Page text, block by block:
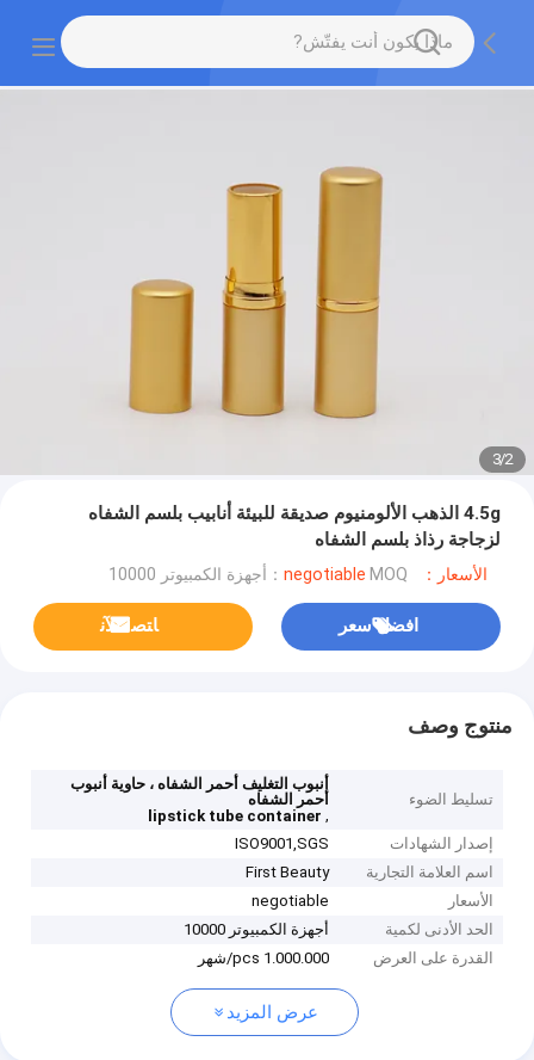
2
/
3
4.5g الذهب الألومنيوم صديقة للبيئة أنابيب بلسم الشفاه
لزجاجة رذاذ بلسم الشفاه
الأسعار：negotiable MOQ：أجهزة الكمبيوتر 10000
افضل سعر ﺎﺘﺼﻟ ﺍﻶﻧ
منتوج وصف
تسليط الضوء
أنبوب التغليف أحمر الشفاه ، حاوية أنبوب
أحمر الشفاه
,
lipstick tube container
إصدار الشهادات
ISO9001,SGS
اسم العلامة التجارية
First Beauty
الأسعار
negotiable
الحد الأدنى لكمية
أجهزة الكمبيوتر 10000
القدرة على العرض
1.000.000 pcs/شهر
عرض المزيد